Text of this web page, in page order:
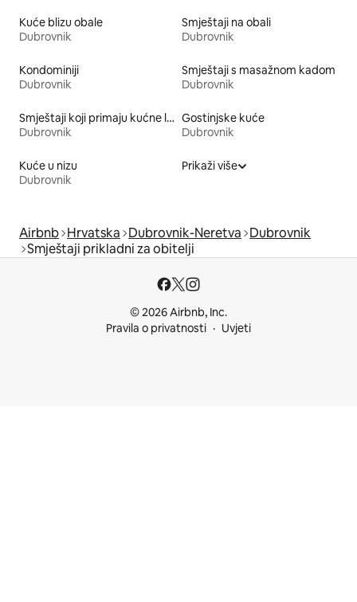
Kuće blizu obale
Dubrovnik
Smještaji na obali
Dubrovnik
Kondominiji
Dubrovnik
Smještaji s masažnom kadom
Dubrovnik
Smještaji koji primaju kućne ljubimce
Dubrovnik
Gostinjske kuće
Dubrovnik
Kuće u nizu
Dubrovnik
Prikaži više
Airbnb Hrvatska Dubrovnik-Neretva Dubrovnik
Smještaji prikladni za obitelji
© 2026 Airbnb, Inc.
Pravila o privatnosti
Uvjeti